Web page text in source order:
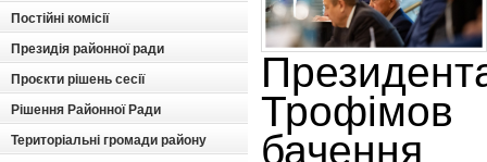
Постійні комісії
Президія районної ради
Проєкти рішень сесії
Рішення Районної Ради
Територіальні громади району